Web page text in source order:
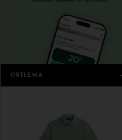
OSTLEMA